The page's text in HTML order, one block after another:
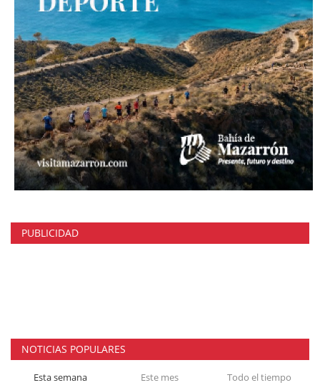
PUBLICIDAD
NOTICIAS POPULARES
Esta semana Este mes Todo el tiempo